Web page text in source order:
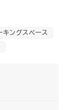
キングスペース